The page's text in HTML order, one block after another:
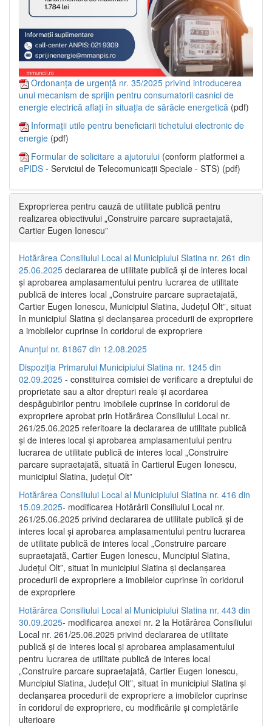
Ordonanța de urgență nr. 35/2025 privind introducerea
unui mecanism de sprijin pentru consumatorii casnici de
energie electrică aflați în situația de sărăcie energetică (pdf)
Informații utile pentru beneficiarii tichetului electronic de
energie (pdf)
Formular de solicitare a ajutorului (conform platformei a
ePIDS - Serviciul de Telecomunicații Speciale - STS) (pdf)
Exproprierea pentru cauză de utilitate publică pentru
realizarea obiectivului „Construire parcare supraetajată,
Cartier Eugen Ionescu”
Hotărârea Consiliului Local al Municipiului Slatina nr. 261 din
25.06.2025 declararea de utilitate publică și de interes local
și aprobarea amplasamentului pentru lucrarea de utilitate
publică de interes local „Construire parcare supraetajată,
Cartier Eugen Ionescu, Municipiul Slatina, Județul Olt”, situat
în municipiul Slatina și declanșarea procedurii de expropriere
a imobilelor cuprinse în coridorul de expropriere
Anunțul nr. 81867 din 12.08.2025
Dispoziția Primarului Municipiului Slatina nr. 1245 din
02.09.2025 - constituirea comisiei de verificare a dreptului de
proprietate sau a altor drepturi reale și acordarea
despăgubirilor pentru imobilele cuprinse în coridorul de
expropriere aprobat prin Hotărârea Consiliului Local nr.
261/25.06.2025 referitoare la declararea de utilitate publică
și de interes local și aprobarea amplasamentului pentru
lucrarea de utilitate publică de interes local „Construire
parcare supraetajată, situată în Cartierul Eugen Ionescu,
municipiul Slatina, județul Olt”
Hotărârea Consiliului Local al Municipiului Slatina nr. 416 din
15.09.2025- modificarea Hotărârii Consiliului Local nr.
261/25.06.2025 privind declararea de utilitate publică și de
interes local și aprobarea amplasamentului pentru lucrarea
de utilitate publică de interes local „Construire parcare
supraetajată, Cartier Eugen Ionescu, Muncipiul Slatina,
Județul Olt”, situat în municipiul Slatina și declanșarea
procedurii de expropriere a imobilelor cuprinse în coridorul
de expropriere
Hotărârea Consiliului Local al Municipiului Slatina nr. 443 din
30.09.2025- modificarea anexei nr. 2 la Hotărârea Consiliului
Local nr. 261/25.06.2025 privind declararea de utilitate
publică şi de interes local şi aprobarea amplasamentului
pentru lucrarea de utilitate publică de interes local
„Construire parcare supraetajată, Cartier Eugen Ionescu,
Muncipiul Slatina, Judeţul Olt”, situat în municipiul Slatina şi
declanşarea procedurii de expropriere a imobilelor cuprinse
în coridorul de expropriere, cu modificările şi completările
ulterioare